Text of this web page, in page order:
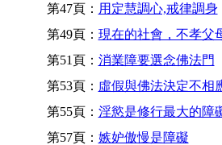
第47頁： 用定慧調心,戒律調身
第49頁： 現在的社會，不孝父
第51頁： 消業障要選念佛法門
第53頁： 虛假與佛法決定不相
第55頁： 淫慾是修行最大的障
第57頁： 嫉妒傲慢是障礙